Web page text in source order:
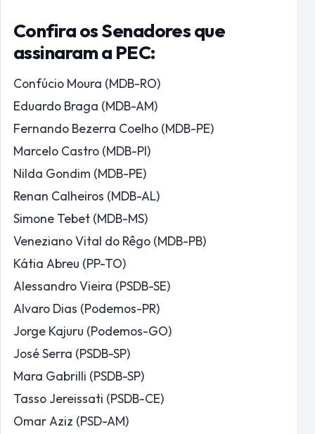
Confira os Senadores que
assinaram a PEC:
Confúcio Moura (MDB-RO)
Eduardo Braga (MDB-AM)
Fernando Bezerra Coelho (MDB-PE)
Marcelo Castro (MDB-PI)
Nilda Gondim (MDB-PE)
Renan Calheiros (MDB-AL)
Simone Tebet (MDB-MS)
Veneziano Vital do Rêgo (MDB-PB)
Kátia Abreu (PP-TO)
Alessandro Vieira (PSDB-SE)
Alvaro Dias (Podemos-PR)
Jorge Kajuru (Podemos-GO)
José Serra (PSDB-SP)
Mara Gabrilli (PSDB-SP)
Tasso Jereissati (PSDB-CE)
Omar Aziz (PSD-AM)